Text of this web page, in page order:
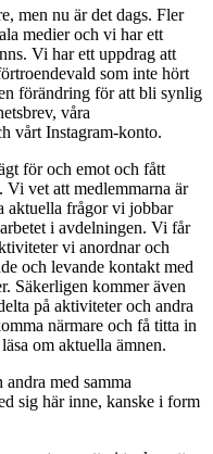
men nu är det dags. Fler
medier och vi har ett
Vi har ett uppdrag att
som inte hört
förändring för att bli synlig
våra
vårt Instagram-konto.
för och emot och fått
vet att medlemmarna är
aktuella frågor vi jobbar
i avdelningen. Vi får
vi anordnar och
och levande kontakt med
Säkerligen kommer även
på aktiviteter och andra
närmare och få titta in
om aktuella ämnen.
med samma
sig här inne, kanske i form